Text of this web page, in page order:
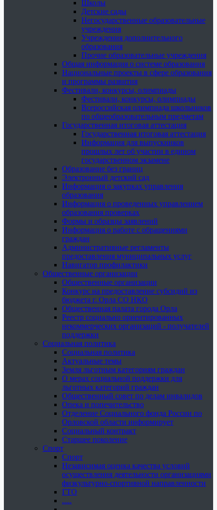
Школы
Детские сады
Негосударственные образовательные
учреждения
Учреждения дополнительного
образования
Прочие образовательные учреждения
Общая информация о системе образования
Национальные проекты в сфере образования
и программы развития
Фестивали, конкурсы, олимпиады
Фестивали, конкурсы, олимпиады
Всероссийская олимпиада школьников
по общеобразовательным предметам
Государственная итоговая аттестация
Государственная итоговая аттестация
Информация для выпускников
прошлых лет об участии в едином
государственном экзамене
Образование без границ
Электронный детский сад
Информация о закупках управления
образования
Информация о проведенных управлением
образования проверках
Формы и образцы заявлений
Информация о работе с обращениями
граждан
Административные регламенты
предоставления муниципальных услуг
Навигатор профилактики
Общественные организации
Общественные организации
Конкурс на предоставление субсидий из
бюджета г. Орла СО НКО
Общественная палата города Орла
Реестр социально ориентированных
некоммерческих организаций - получателей
поддержки
Социальная политика
Социальная политика
Актуальные темы
Земля льготным категориям граждан
О мерах социальной поддержки для
льготных категорий граждан
Общественный совет по делам инвалидов
Опека и попечительство
Отделение Социального фонда России по
Орловской области информирует
Социальный контракт
Старшее поколение
Спорт
Спорт
Независимая оценка качества условий
осуществления деятельности организациями
физкультурно-спортивной направленности
ГТО
.....